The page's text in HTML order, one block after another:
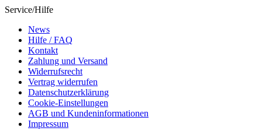
Service/Hilfe
News
Hilfe / FAQ
Kontakt
Zahlung und Versand
Widerrufsrecht
Vertrag widerrufen
Datenschutzerklärung
Cookie-Einstellungen
AGB und Kundeninformationen
Impressum